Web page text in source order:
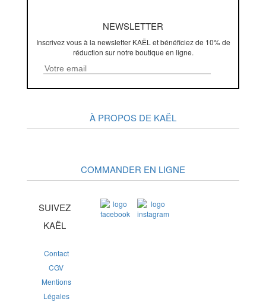
COMMANDER EN LIGNE
À PROPOS DE KAËL
NEWSLETTER
Inscrivez vous à la newsletter KAËL et bénéficiez de 10% de
réduction sur notre boutique en ligne.
Contact
CGV
Mentions
Légales
SUIVEZ
KAËL